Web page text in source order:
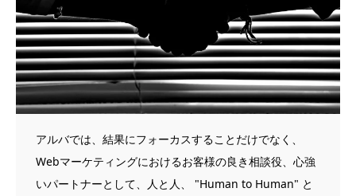
アルバでは、結果にフォーカスすることだけでなく、
Webマーケティングにおけるお客様の良き相談役、心強
いパートナーとして、人と人、 "Human to Human" と